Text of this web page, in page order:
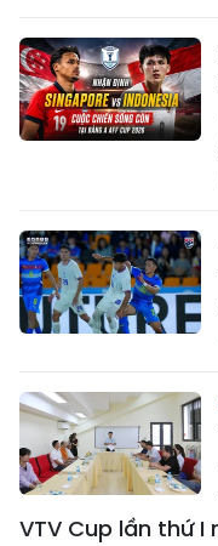
VTV Cup lần thứ I